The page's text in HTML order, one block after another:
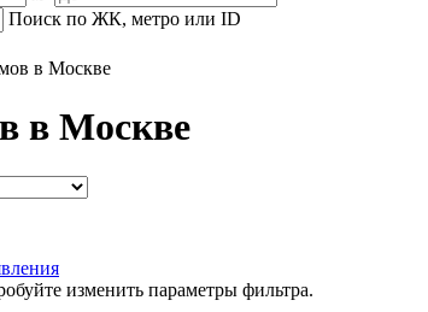
Поиск по ЖК, метро или ID
в Москве
в Москве
изменить параметры фильтра.